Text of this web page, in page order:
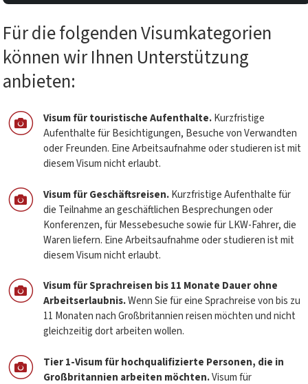
Für die folgenden Visumkategorien
können wir Ihnen Unterstützung
anbieten:
Visum für touristische Aufenthalte.Kurzfristige
Aufenthalte für Besichtigungen, Besuche von Verwandten
oder Freunden. Eine Arbeitsaufnahme oder studieren ist mit
diesem Visum nicht erlaubt.
Visum für Geschäftsreisen.Kurzfristige Aufenthalte für
die Teilnahme an geschäftlichen Besprechungen oder
Konferenzen, für Messebesuche sowie für LKW-Fahrer, die
Waren liefern. Eine Arbeitsaufnahme oder studieren ist mit
diesem Visum nicht erlaubt.
Visum für Sprachreisen bis 11 Monate Dauer ohne
Arbeitserlaubnis.Wenn Sie für eine Sprachreise von bis zu
11 Monaten nach Großbritannien reisen möchten und nicht
gleichzeitig dort arbeiten wollen.
Tier 1-Visum für hochqualifizierte Personen, die in
Großbritannien arbeiten möchten.Visum für